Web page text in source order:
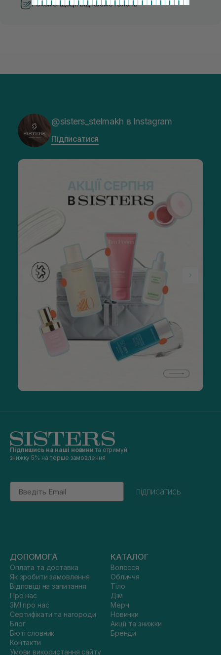
Рекомендації від косметологів
@sisters_stelmakh в Instagram
Підписатися
Підпишись на наші новини та отримуй
знижку 5% на перше замовлення
Email
підписатись
ДОПОМОГА
Оплата та доставка
Як зробити замовлення
Відповіді на запитання
Про нас
ЗМІ про нас
Сертифікати та нагороди
Блог
Бюті словник
Контакти
Умови використання сайту
КАТАЛОГ
Волосся
Обличчя
Тіло
Дім
Мерч
Новинки
Акції та знижки
Бренди